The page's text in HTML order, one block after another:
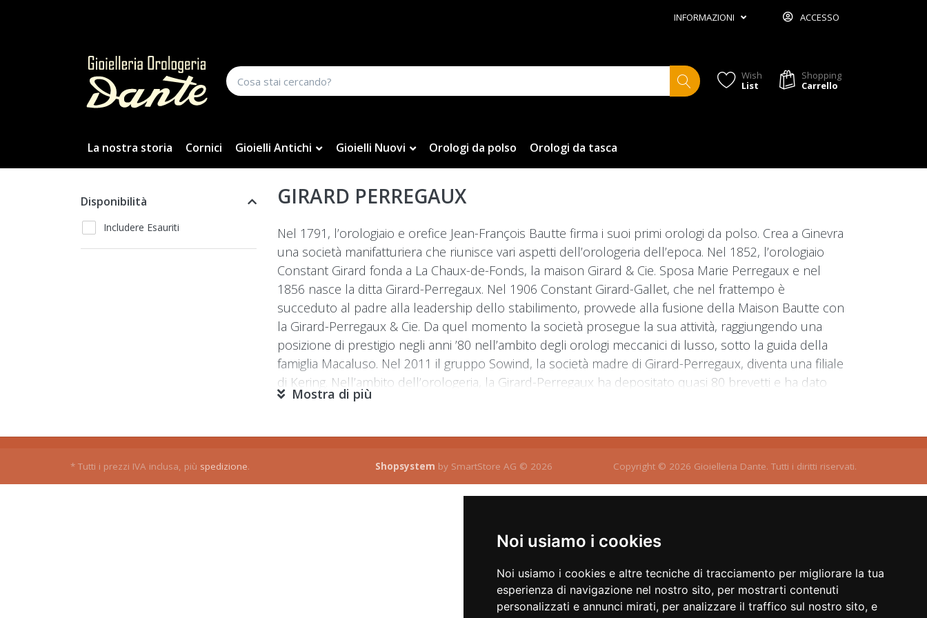
Noi usiamo i cookies
Noi usiamo i cookies e altre tecniche di tracciamento per migliorare la tua
esperienza di navigazione nel nostro sito, per mostrarti contenuti
personalizzati e annunci mirati, per analizzare il traffico sul nostro sito, e
INFORMAZIONI ACCESSO
Wish
List
Shopping
Carrello
La nostra storia Cornici Gioielli Antichi Gioielli Nuovi Orologi da polso Orologi da tasca
Disponibilità
Includere Esauriti
GIRARD PERREGAUX
Nel 1791, l’orologiaio e orefice Jean-François Bautte firma i suoi primi orologi da polso. Crea a Ginevra
una società manifatturiera che riunisce vari aspetti dell’orologeria dell’epoca. Nel 1852, l’orologiaio
Constant Girard fonda a La Chaux-de-Fonds, la maison Girard & Cie. Sposa Marie Perregaux e nel
1856 nasce la ditta Girard-Perregaux. Nel 1906 Constant Girard-Gallet, che nel frattempo è
succeduto al padre alla leadership dello stabilimento, provvede alla fusione della Maison Bautte con
la Girard-Perregaux & Cie. Da quel momento la società prosegue la sua attività, raggiungendo una
posizione di prestigio negli anni ’80 nell’ambito degli orologi meccanici di lusso, sotto la guida della
famiglia Macaluso. Nel 2011 il gruppo Sowind, la società madre di Girard-Perregaux, diventa una filiale
di Kering. Nell’ambito dell’orologeria, la Girard-Perregaux ha depositato quasi 80 brevetti e ha dato
vita a numerose innovazioni.
Mostra di più
* Tutti i prezzi IVA inclusa, più spedizione. Shopsystem by SmartStore AG © 2026 Copyright © 2026 Gioielleria Dante. Tutti i diritti riservati.